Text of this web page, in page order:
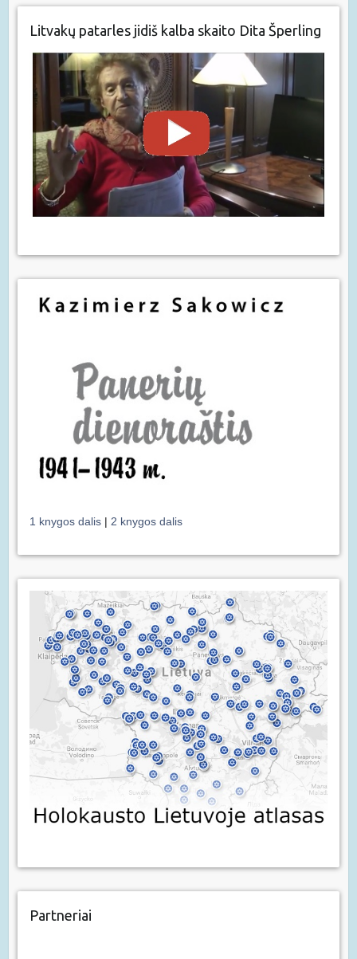
Litvakų patarles jidiš kalba skaito Dita Šperling
1 knygos dalis | 2 knygos dalis
Partneriai